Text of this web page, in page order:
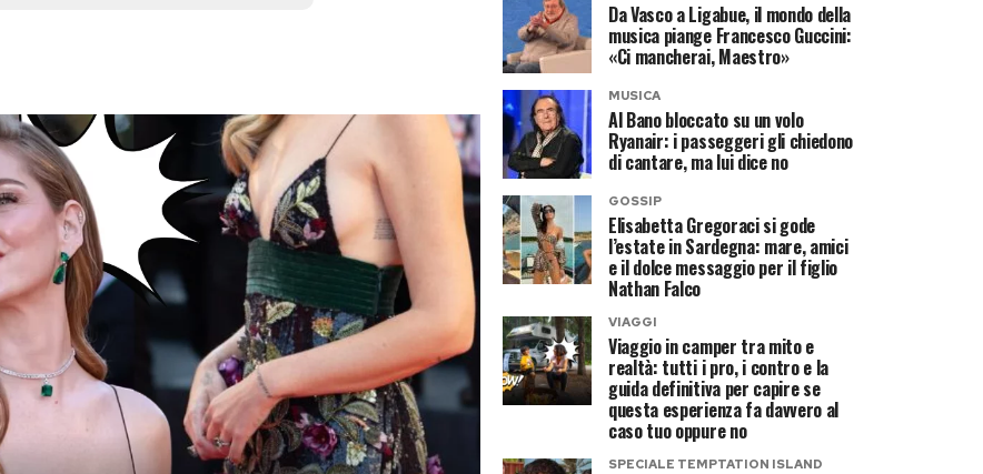
Da Vasco a Ligabue, il mondo della
musica piange Francesco Guccini:
«Ci mancherai, Maestro»
MUSICA
Al Bano bloccato su un volo
Ryanair: i passeggeri gli chiedono
di cantare, ma lui dice no
GOSSIP
Elisabetta Gregoraci si gode
l’estate in Sardegna: mare, amici
e il dolce messaggio per il figlio
Nathan Falco
VIAGGI
Viaggio in camper tra mito e
realtà: tutti i pro, i contro e la
guida definitiva per capire se
questa esperienza fa davvero al
caso tuo oppure no
SPECIALE TEMPTATION ISLAND